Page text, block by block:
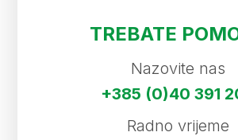
TREBATE
Nazovite nas
+385 (0)40 391
Radno vrijeme